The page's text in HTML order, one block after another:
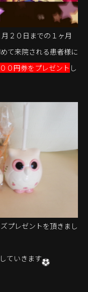
２０日までの１ヶ月
て来院される患者様に
０円券をプレゼント し
プレゼントを頂きまし
ていきます